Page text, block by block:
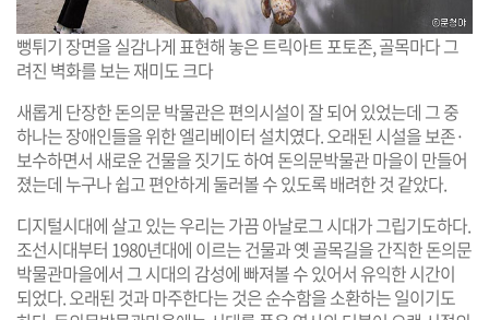
뻥튀기 장면을 실감나게 표현해 놓은 트릭아트 포토존, 골목마다 그
려진 벽화를 보는 재미도 크다
새롭게 단장한 돈의문 박물관은 편의시설이 잘 되어 있었는데 그 중
하나는 장애인들을 위한 엘리베이터 설치였다. 오래된 시설을 보존·
보수하면서 새로운 건물을 짓기도 하여 돈의문박물관 마을이 만들어
졌는데 누구나 쉽고 편안하게 둘러볼 수 있도록 배려한 것 같았다.
디지털시대에 살고 있는 우리는 가끔 아날로그 시대가 그립기도하다.
조선시대부터 1980년대에 이르는 건물과 옛 골목길을 간직한 돈의문
박물관마을에서 그 시대의 감성에 빠져볼 수 있어서 유익한 시간이
되었다. 오래된 것과 마주한다는 것은 순수함을 소환하는 일이기도